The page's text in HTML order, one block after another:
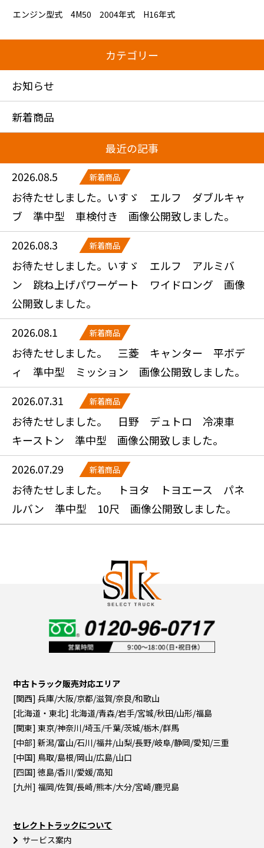
エンジン型式 4M50 2004年式 H16年式
カテゴリー
お知らせ
新着商品
最近の記事
2026.08.5
新着商品
お待たせしました。いすゞ エルフ ダブルキャ
ブ 準中型 車検付き 画像公開致しました。
2026.08.3
新着商品
お待たせしました。いすゞ エルフ アルミバ
ン 跳ね上げパワーゲート ワイドロング 画像
公開致しました。
2026.08.1
新着商品
お待たせしました。 三菱 キャンター 平ボデ
ィ 準中型 ミッション 画像公開致しました。
2026.07.31
新着商品
お待たせしました。 日野 デュトロ 冷凍車
キーストン 準中型 画像公開致しました。
2026.07.29
新着商品
お待たせしました。 トヨタ トヨエース パネ
ルバン 準中型 10尺 画像公開致しました。
中古トラック販売対応エリア
[関西] 兵庫/大阪/京都/滋賀/奈良/和歌山
[北海道・東北] 北海道/青森/岩手/宮城/秋田/山形/福島
[関東] 東京/神奈川/埼玉/千葉/茨城/栃木/群馬
[中部] 新潟/富山/石川/福井/山梨/長野/岐阜/静岡/愛知/三重
[中国] 鳥取/島根/岡山/広島/山口
[四国] 徳島/香川/愛媛/高知
[九州] 福岡/佐賀/長崎/熊本/大分/宮崎/鹿児島
セレクトトラックについて
サービス案内